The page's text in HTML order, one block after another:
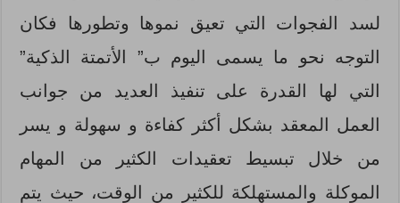
لسد الفجوات التي تعيق نموها وتطورها فكان
التوجه نحو ما يسمى اليوم ب” الأتمتة الذكية”
التي لها القدرة على تنفيذ العديد من جوانب
العمل المعقد بشكل أكثر كفاءة و سهولة و يسر
من خلال تبسيط تعقيدات الكثير من المهام
الموكلة والمستهلكة للكثير من الوقت، حيث يتم